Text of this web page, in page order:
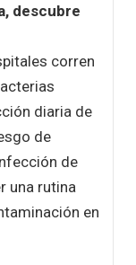
descubre
corren
diaria de
de
de
una rutina
en